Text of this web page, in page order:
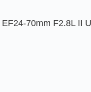
70mm F2.8L II